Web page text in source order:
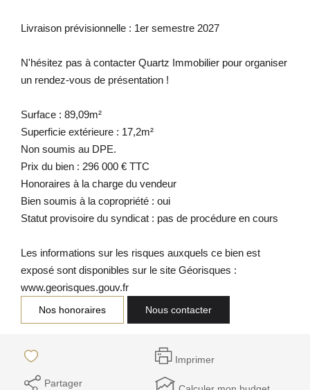
Livraison prévisionnelle : 1er semestre 2027
N'hésitez pas à contacter Quartz Immobilier pour organiser
un rendez-vous de présentation !
Surface : 89,09m²
Superficie extérieure : 17,2m²
Non soumis au DPE.
Prix du bien : 296 000 € TTC
Honoraires à la charge du vendeur
Bien soumis à la copropriété : oui
Statut provisoire du syndicat : pas de procédure en cours
Les informations sur les risques auxquels ce bien est
exposé sont disponibles sur le site Géorisques :
www.georisques.gouv.fr
Nos honoraires Nous contacter
Imprimer
Partager